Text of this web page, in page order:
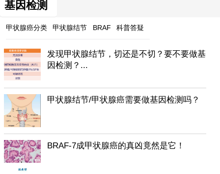
基因检测
甲状腺癌分类 甲状腺结节 BRAF 科普答疑
发现甲状腺结节，切还是不切？要不要做基
因检测？...
甲状腺结节/甲状腺癌需要做基因检测吗？
BRAF-7成甲状腺癌的真凶竟然是它！